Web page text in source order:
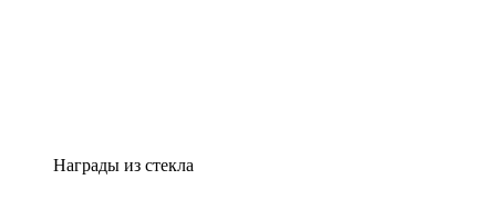
Награды из стекла